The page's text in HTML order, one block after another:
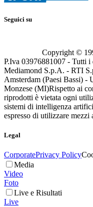
Seguici su
Copyright ©
P.Iva 03976881007 - Tutti
Mediamond S.p.A. - RTI
Amsterdam (Paesi Bassi)
Monzese (MI)Rispetto ai
riprodotti è vietata ogni
sistemi di intelligenza
espresso di utilizzare mezzi
Legal
CorporatePrivacy Policy
Media
Video
Foto
Live e Risultati
Live